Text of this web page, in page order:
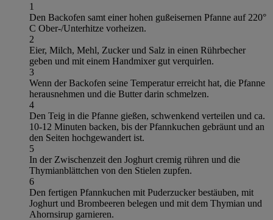
1
Den Backofen samt einer hohen gußeisernen Pfanne auf 220°
C Ober-/Unterhitze vorheizen.
2
Eier, Milch, Mehl, Zucker und Salz in einen Rührbecher
geben und mit einem Handmixer gut verquirlen.
3
Wenn der Backofen seine Temperatur erreicht hat, die Pfanne
herausnehmen und die Butter darin schmelzen.
4
Den Teig in die Pfanne gießen, schwenkend verteilen und ca.
10-12 Minuten backen, bis der Pfannkuchen gebräunt und an
den Seiten hochgewandert ist.
5
In der Zwischenzeit den Joghurt cremig rühren und die
Thymianblättchen von den Stielen zupfen.
6
Den fertigen Pfannkuchen mit Puderzucker bestäuben, mit
Joghurt und Brombeeren belegen und mit dem Thymian und
Ahornsirup garnieren.